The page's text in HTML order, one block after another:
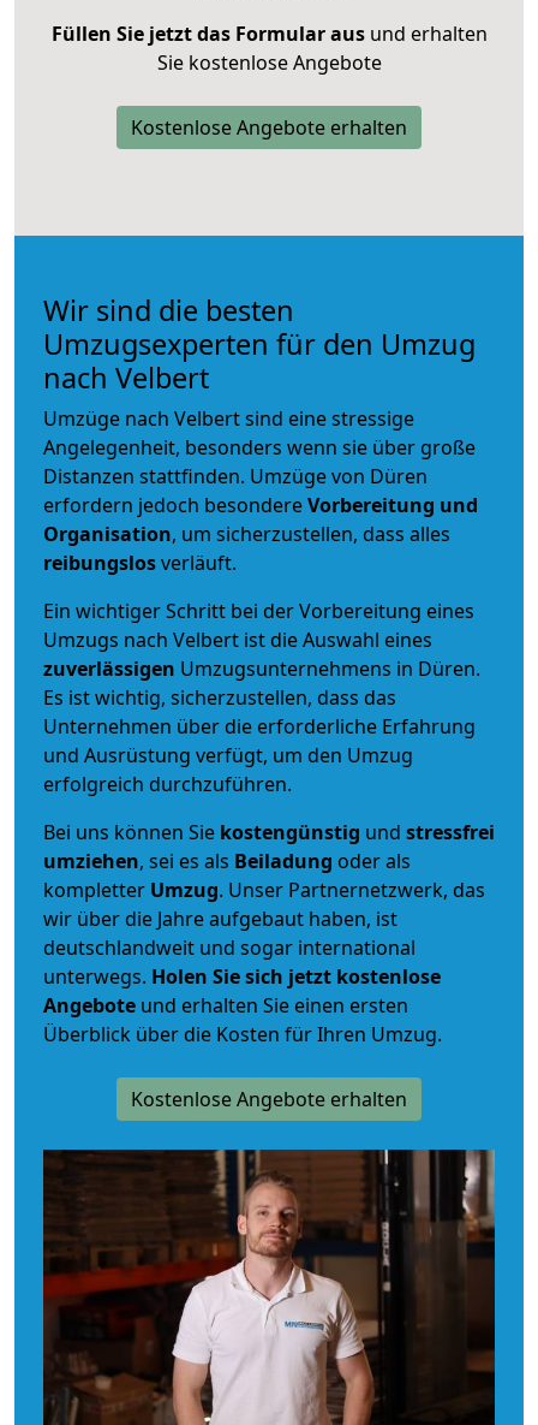
Füllen Sie jetzt das Formular ausund erhalten
Sie kostenlose Angebote
Kostenlose Angebote erhalten
Wir sind die besten
Umzugsexperten für den Umzug
nach Velbert
Umzüge nach Velbert sind eine stressige
Angelegenheit, besonders wenn sie über große
Distanzen stattfinden. Umzüge von Düren
erfordern jedoch besondereVorbereitung und
Organisation, um sicherzustellen, dass alles
reibungslosverläuft.
Ein wichtiger Schritt bei der Vorbereitung eines
Umzugs nach Velbert ist die Auswahl eines
zuverlässigen Umzugsunternehmens in Düren.
Es ist wichtig, sicherzustellen, dass das
Unternehmen über die erforderliche Erfahrung
und Ausrüstung verfügt, um den Umzug
erfolgreich durchzuführen.
Bei uns können Sie kostengünstig und stressfrei
umziehen, sei es als Beiladung oder als
kompletter Umzug. Unser Partnernetzwerk, das
wir über die Jahre aufgebaut haben, ist
deutschlandweit und sogar international
unterwegs. Holen Sie sich jetzt kostenlose
Angebote und erhalten Sie einen ersten
Überblick über die Kosten für Ihren Umzug.
Kostenlose Angebote erhalten